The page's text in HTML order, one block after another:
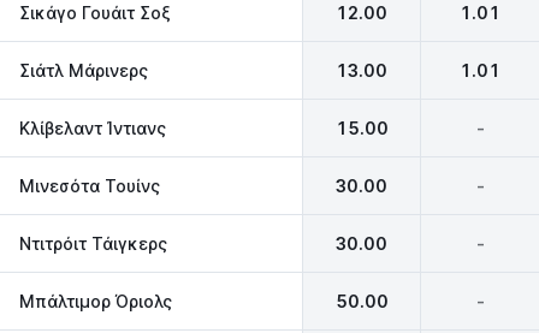
Σικάγο Γουάιτ Σοξ 12.00 1.01
Σιάτλ Μάρινερς 13.00 1.01
Κλίβελαντ Ίντιανς 15.00 -
Μινεσότα Τουίνς 30.00 -
Ντιτρόιτ Τάιγκερς 30.00 -
Μπάλτιμορ Όριολς 50.00 -